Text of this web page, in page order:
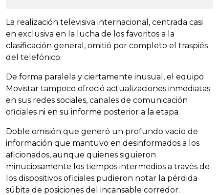
La realización televisiva internacional, centrada casi
en exclusiva en la lucha de los favoritos a la
clasificación general, omitió por completo el traspiés
del telefónico.
De forma paralela y ciertamente inusual, el equipo
Movistar tampoco ofreció actualizaciones inmediatas
en sus redes sociales, canales de comunicación
oficiales ni en su informe posterior a la etapa.
Doble omisión que generó un profundo vacío de
información que mantuvo en desinformados a los
aficionados, aunque quienes siguieron
minuciosamente los tiempos intermedios a través de
los dispositivos oficiales pudieron notar la pérdida
súbita de posiciones del incansable corredor.